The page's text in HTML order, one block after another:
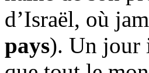
d’Israël, où
pays). Un jour